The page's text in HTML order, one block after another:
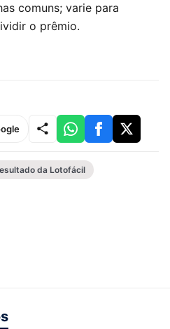
comuns; varie para
o prêmio.
da Lotofácil